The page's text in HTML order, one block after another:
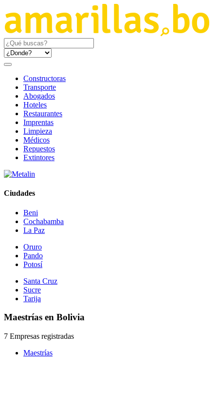
Constructoras
Transporte
Abogados
Hoteles
Restaurantes
Imprentas
Limpieza
Médicos
Repuestos
Extintores
Ciudades
Beni
Cochabamba
La Paz
Oruro
Pando
Potosí
Santa Cruz
Sucre
Tarija
Maestrías en Bolivia
7 Empresas registradas
Maestrías